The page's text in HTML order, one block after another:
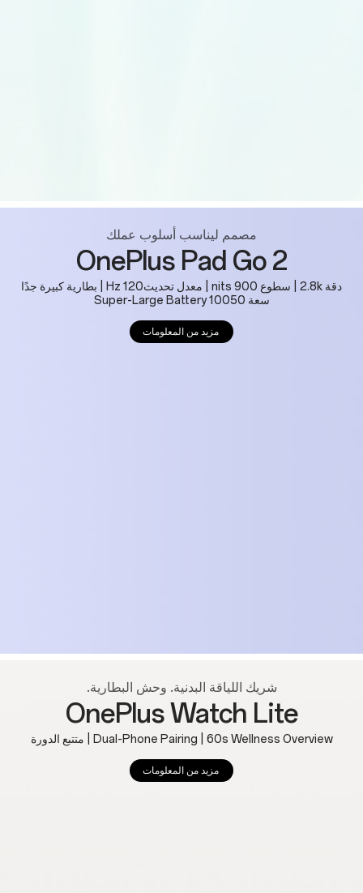
مصمم ليناسب أسلوب عملك
OnePlus Pad Go 2
دقة 2.8k | سطوع 900 nits | معدل تحديث120 Hz | بطارية كبيرة جدًا
سعة 10050 Super-Large Battery
مزيد من المعلومات
شريك اللياقة البدنية. وحش البطارية.
OnePlus Watch Lite
Dual-Phone Pairing | 60s Wellness Overview | متتبع الدورة
مزيد من المعلومات